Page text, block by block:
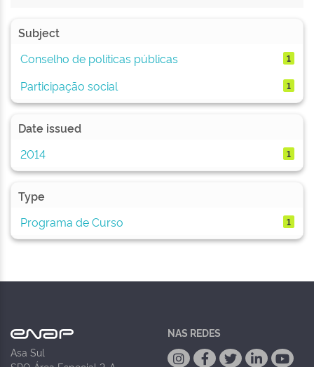
Subject
Conselho de políticas públicas
1
Participação social 1
Date issued
2014
1
Type
Programa de Curso
1
Asa Sul
NAS REDES